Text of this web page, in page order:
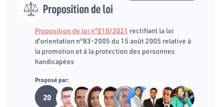
Proposition de loi
Proposition de loi n°010/2021 rectifiant la loi
d’orientation n°83-2005 du 15 août 2005 relative à
la promotion et à la protection des personnes
handicapées
Proposé par:
20